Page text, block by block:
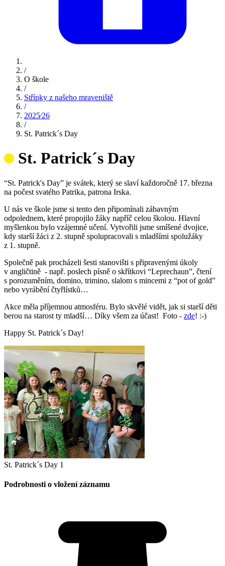
/
O škole
/
Střípky z našeho mraveniště
/
2025⁄26
/
St. Patrick´s Day
St. Patrick´s Day
“St. Patrick's Day” je svátek, který se slaví každoročně 17. března
na počest svatého Patrika, patrona Irska.
U nás ve škole jsme si tento den připomínali zábavným
odpolednem, které propojilo žáky napříč celou školou. Hlavní
myšlenkou bylo vzájemné učení. Vytvořili jsme smíšené dvojice,
kdy starší žáci z 2. stupně spolupracovali s mladšími spolužáky
z 1. stupně.
Společně pak procházeli šesti stanovišti s připravenými úkoly
v angličtině - např. poslech písně o skřítkovi “Leprechaun”, čtení
s porozuměním, domino, trimino, slalom s mincemi z “pot of gold”
nebo vyrábění čtyřlístků…
Akce měla příjemnou atmosféru. Bylo skvělé vidět, jak si starší děti
berou na starost ty mladší… Díky všem za účast! Foto - zde! :-)
Happy St. Patrick´s Day!
St. Patrick´s Day 1
Podrobnosti o vložení záznamu